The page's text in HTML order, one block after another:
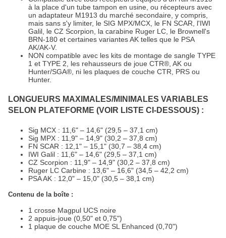
à la place d'un tube tampon en usine, ou récepteurs avec
un adaptateur M1913 du marché secondaire, y compris,
mais sans s'y limiter, le SIG MPX/MCX, le FN SCAR, l'IWI
Galil, le CZ Scorpion, la carabine Ruger LC, le Brownell's
BRN-180 et certaines variantes AK telles que le PSA
AK/AK-V.
NON compatible avec les kits de montage de sangle TYPE
1 et TYPE 2, les rehausseurs de joue CTR®, AK ou
Hunter/SGA®, ni les plaques de couche CTR, PRS ou
Hunter.
LONGUEURS MAXIMALES/MINIMALES VARIABLES
SELON PLATEFORME (VOIR LISTE CI-DESSOUS) :
Sig MCX : 11,6" – 14,6" (29,5 – 37,1 cm)
Sig MPX : 11,9" – 14,9" (30,2 – 37,8 cm)
FN SCAR : 12,1" – 15,1" (30,7 – 38,4 cm)
IWI Galil : 11,6" – 14,6" (29,5 – 37,1 cm)
CZ Scorpion : 11,9" – 14,9" (30,2 – 37,8 cm)
Ruger LC Carbine : 13,6" – 16,6" (34,5 – 42,2 cm)
PSA AK : 12,0" – 15,0" (30,5 – 38,1 cm)
Contenu de la boîte :
1 crosse Magpul UCS noire
2 appuis-joue (0,50" et 0,75")
1 plaque de couche MOE SL Enhanced (0,70")